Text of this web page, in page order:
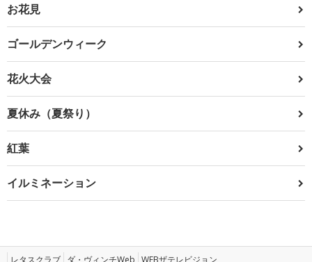
お花見
ゴールデンウィーク
花火大会
夏休み（夏祭り）
紅葉
イルミネーション
レタスクラブ ダ・ヴィンチWeb WEBザテレビジョン